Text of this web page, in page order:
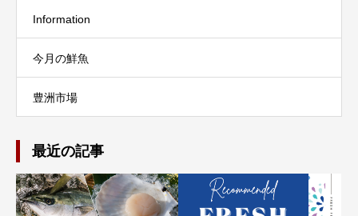
Information
今月の鮮魚
豊洲市場
最近の記事